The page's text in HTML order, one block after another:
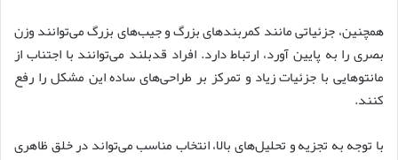
همچنین، جزئیاتی مانند کمربندهای بزرگ و جیب‌های بزرگ می‌توانند وزن
بصری را به پایین آورد، ارتباط دارد. افراد قدبلند می‌توانند با اجتناب از
مانتوهایی با جزئیات زیاد و تمرکز بر طراحی‌های ساده این مشکل را رفع
کنند.
با توجه به تجزیه و تحلیل‌های بالا، انتخاب مناسب می‌تواند در خلق ظاهری